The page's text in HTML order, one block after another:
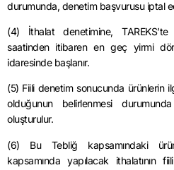
durumunda, denetim başvurusu iptal
(4) İthalat denetimine,
saatinden itibaren en geç yirmi
idaresinde başlanır.
(5) Fiili denetim sonucunda ürünlerin
olduğunun belirlenmesi
oluşturulur.
(6) Bu Tebliğ kapsamındaki
kapsamında yapılacak ithalatının